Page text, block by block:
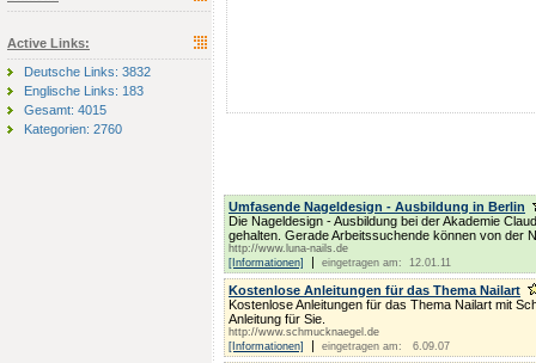
Active Links:
Deutsche Links: 3832
Englische Links: 183
Gesamt: 4015
Kategorien: 2760
Umfasende Nageldesign - Ausbildung in Berlin
Die Nageldesign - Ausbildung bei der Akademie
gehalten. Gerade Arbeitssuchende können von der
http://www.luna-nails.de
[Informationen]
| eingetragen am: 12.01.11
Kostenlose Anleitungen für das Thema Nailart
Kostenlose Anleitungen für das Thema Nailart mit
Anleitung für Sie.
http://www.schmucknaegel.de
[Informationen]
| eingetragen am: 6.09.07